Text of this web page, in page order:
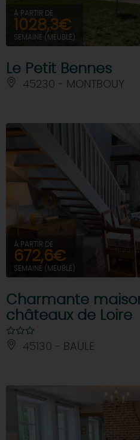
À PARTIR DE
1028,3€
SEMAINE (MEUBLÉ)
Le Petit Bennes
45230 - MONTBOUY
À PARTIR DE
672,6€
SEMAINE (MEUBLÉ)
Charmante
châteaux de Loire
45130 - BAULE